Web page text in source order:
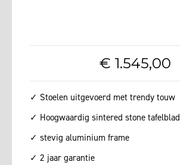
€ 1.545,00
✓ Stoelen uitgevoerd met trendy touw
✓ Hoogwaardig sintered stone tafelblad
✓ stevig aluminium frame
✓ 2 jaar garantie